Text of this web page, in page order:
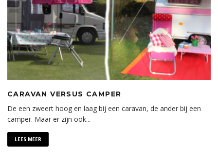
CARAVAN VERSUS CAMPER
De een zweert hoog en laag bij een caravan, de ander bij een
camper. Maar er zijn ook...
LEES MEER